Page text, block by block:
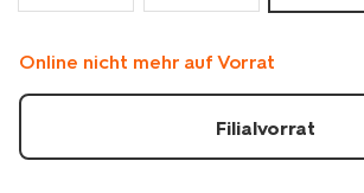
Online nicht mehr auf Vorrat
Filialvorrat